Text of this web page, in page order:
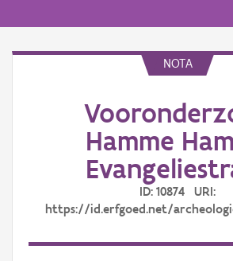
NOTA
Hamme
ID: 10874 URI:
https://id.erfgoed.net/